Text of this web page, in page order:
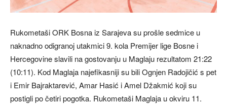
Rukometaši ORK Bosna iz Sarajeva su prošle sedmice u
naknadno odigranoj utakmici 9. kola Premijer lige Bosne i
Hercegovine slavili na gostovanju u Maglaju rezultatom 21:22
(10:11). Kod Maglaja najefikasniji su bili Ognjen Radojičić s pet
i Emir Bajraktarević, Amar Hasić i Amel Džakmić koji su
postigli po četiri pogotka. Rukometaši Maglaja u okviru 11.